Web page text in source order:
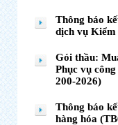
Thông báo
dịch vụ Kiểm
Gói thầu:
Phục vụ
200-2026)
Thông báo
hàng hóa